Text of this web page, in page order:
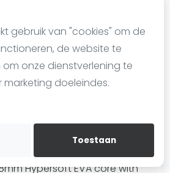
gebruik van "cookies" om de
de website te
onze dienstverlening te
doeleindes.
Toestaan
Community
2022 00:04
Carbon Difusor
Racket
-53%
Hypersoft EVA core with